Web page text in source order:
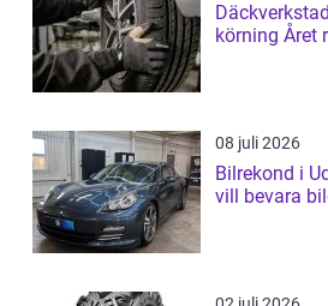
körning Året
08 juli 2026
Bilrekond i
vill bevara